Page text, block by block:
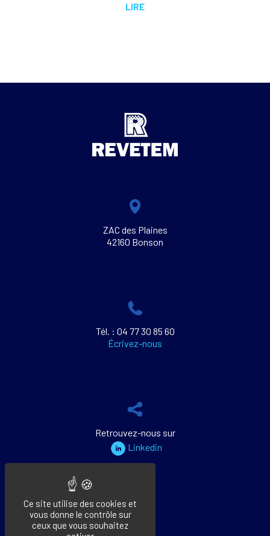
LIRE
ZAC des Plaines
42160 Bonson
Tél. : 04 77 30 85 60
Écrivez-nous
Retrouvez-nous sur
Linkedin
Ce site utilise des cookies et
vous donne le contrôle sur
ceux que vous souhaitez